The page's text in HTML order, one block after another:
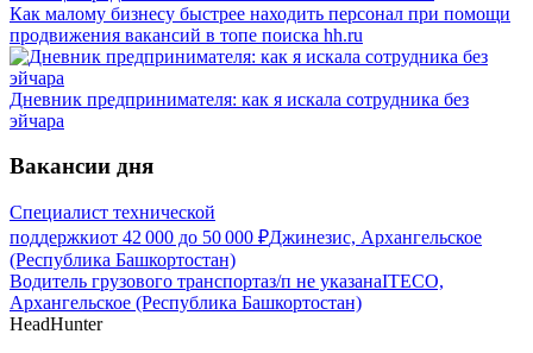
Как малому бизнесу быстрее находить персонал при помощи
продвижения вакансий в топе поиска hh.ru
Дневник предпринимателя: как я искала сотрудника без
эйчара
Вакансии дня
Специалист технической
поддержкиот 42 000 до 50 000 ₽Джинезис, Архангельское
(Республика Башкортостан)
Водитель грузового транспортаз/п не указанаITECO,
Архангельское (Республика Башкортостан)
HeadHunter